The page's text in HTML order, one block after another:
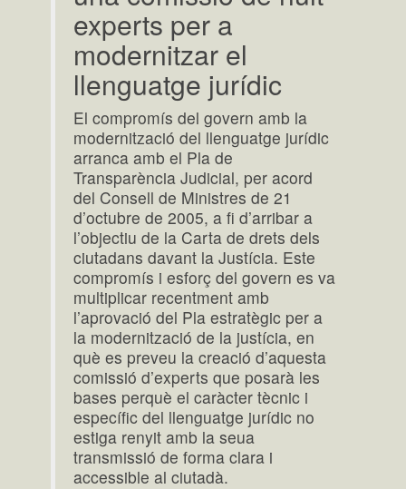
experts per a
modernitzar el
llenguatge jurídic
El compromís del govern amb la
modernització del llenguatge jurídic
arranca amb el Pla de
Transparència Judicial, per acord
del Consell de Ministres de 21
d’octubre de 2005, a fi d’arribar a
l’objectiu de la Carta de drets dels
ciutadans davant la Justícia. Este
compromís i esforç del govern es va
multiplicar recentment amb
l’aprovació del Pla estratègic per a
la modernització de la justícia, en
què es preveu la creació d’aquesta
comissió d’experts que posarà les
bases perquè el caràcter tècnic i
específic del llenguatge jurídic no
estiga renyit amb la seua
transmissió de forma clara i
accessible al ciutadà.